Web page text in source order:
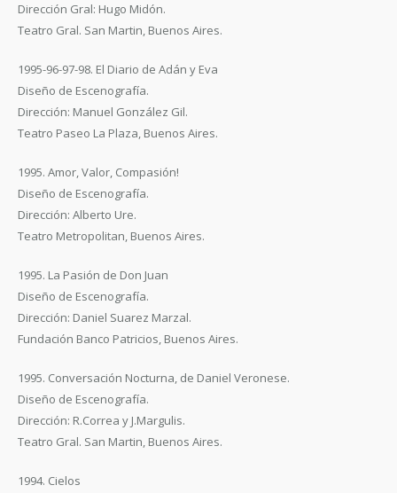
Dirección Gral: Hugo Midón.
Teatro Gral. San Martin, Buenos Aires.
1995-96-97-98. El Diario de Adán y Eva
Diseño de Escenografía.
Dirección: Manuel González Gil.
Teatro Paseo La Plaza, Buenos Aires.
1995. Amor, Valor, Compasión!
Diseño de Escenografía.
Dirección: Alberto Ure.
Teatro Metropolitan, Buenos Aires.
1995. La Pasión de Don Juan
Diseño de Escenografía.
Dirección: Daniel Suarez Marzal.
Fundación Banco Patricios, Buenos Aires.
1995. Conversación Nocturna, de Daniel Veronese.
Diseño de Escenografía.
Dirección: R.Correa y J.Margulis.
Teatro Gral. San Martin, Buenos Aires.
1994. Cielos